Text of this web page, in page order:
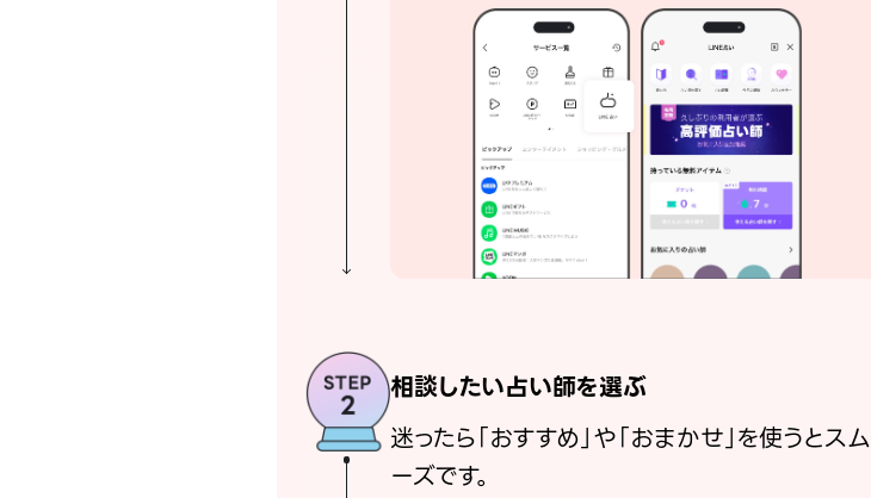
相談したい占い師を選ぶ
迷ったら「おすすめ」や「おまかせ」を使うとスム
ーズです。